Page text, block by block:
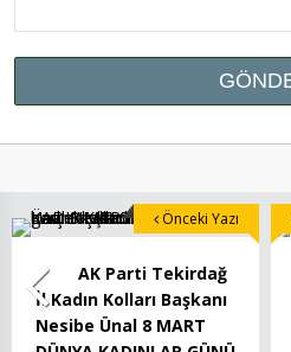
AK Parti Tekirdağ
İl Kadın Kolları Başkanı
Nesibe Ünal 8 MART
Önceki Yazı